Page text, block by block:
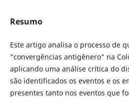
Resumo
Este artigo analisa o processo de
"convergências antigênero" na
aplicando uma análise crítica do
são identificados os eventos e os
presentes tanto nos eventos que